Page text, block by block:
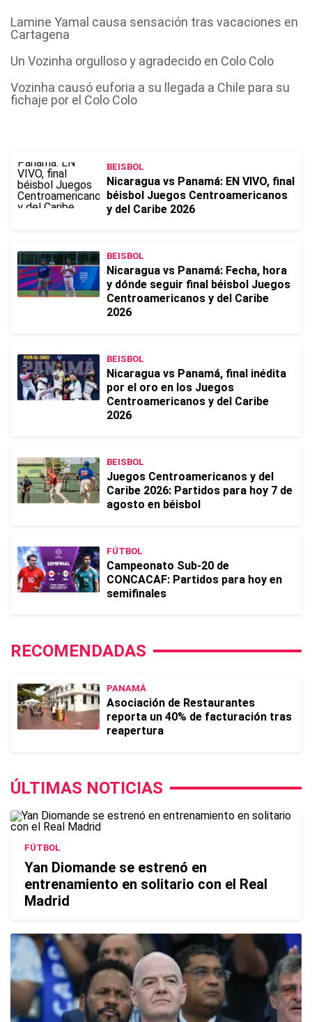
Lamine Yamal causa sensación tras vacaciones en
Cartagena
Un Vozinha orgulloso y agradecido en Colo Colo
Vozinha causó euforia a su llegada a Chile para su
fichaje por el Colo Colo
BEISBOL
Nicaragua vs Panamá: EN VIVO, final
béisbol Juegos Centroamericanos
y del Caribe 2026
BEISBOL
Nicaragua vs Panamá: Fecha, hora
y dónde seguir final béisbol Juegos
Centroamericanos y del Caribe
2026
BEISBOL
Nicaragua vs Panamá, final inédita
por el oro en los Juegos
Centroamericanos y del Caribe
2026
BEISBOL
Juegos Centroamericanos y del
Caribe 2026: Partidos para hoy 7 de
agosto en béisbol
FÚTBOL
Campeonato Sub-20 de
CONCACAF: Partidos para hoy en
semifinales
RECOMENDADAS
PANAMÁ
Asociación de Restaurantes
reporta un 40% de facturación tras
reapertura
ÚLTIMAS NOTICIAS
FÚTBOL
Yan Diomande se estrenó en
entrenamiento en solitario con el Real
Madrid